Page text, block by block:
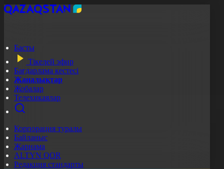
Басты
Тікелей эфир
Бағдарлама кестесі
Жаңалықтар
Жобалар
Телехикаялар
Корпорация туралы
Байланыс
Жарнама
ALTYN QOR
Редакция стандарты